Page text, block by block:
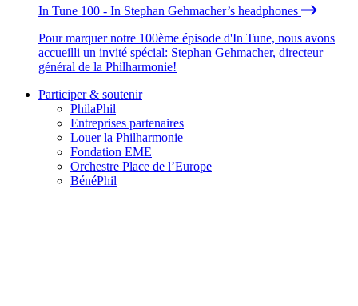
In Tune 100 - In Stephan Gehmacher’s headphones
Pour marquer notre 100ème épisode d'In Tune, nous avons
accueilli un invité spécial: Stephan Gehmacher, directeur
général de la Philharmonie!
Participer & soutenir
PhilaPhil
Entreprises partenaires
Louer la Philharmonie
Fondation EME
Orchestre Place de l’Europe
BénéPhil